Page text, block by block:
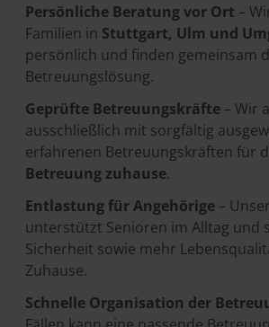
Persönliche Beratung vor Ort –
Familien in Stuttgart, Ulm und
persönlich und finden gemeinsam
Betreuungslösung.
Geprüfte Betreuungskräfte – Wir
ausschließlich mit sorgfältig
erfahrenen Betreuungskräften für
Betreuung zuhause.
Entlastung für Angehörige –
unterstützt Senioren im Alltag und
Sicherheit sowie mehr
Zuhause.
Schnelle Organisation der